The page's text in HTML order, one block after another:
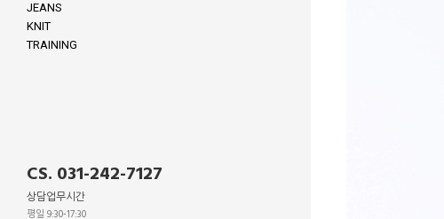
JEANS
KNIT
TRAINING
CS. 031-242-7127
상담업무시간
평일 9:30-17:30